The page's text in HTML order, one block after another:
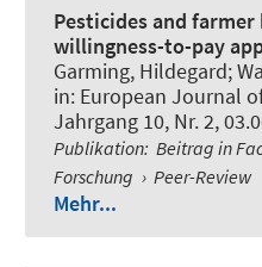
Pesticides and
willingness-to-pay
Garming, Hildegard;
in: European Journal
Jahrgang 10, Nr. 2,
Publikation: Beitrag in
Forschung › Peer-Review
Mehr...